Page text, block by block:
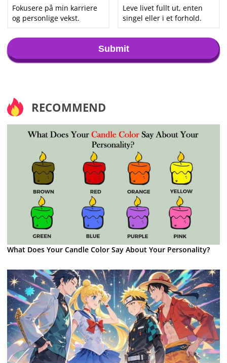
Fokusere på min karriere
og personlige vekst.
Leve livet fullt ut, enten
singel eller i et forhold.
Submit
RECOMMEND
What Does Your Candle Color Say About Your Personality?